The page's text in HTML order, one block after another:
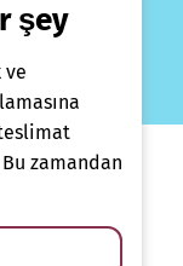
şey
ve
zamandan